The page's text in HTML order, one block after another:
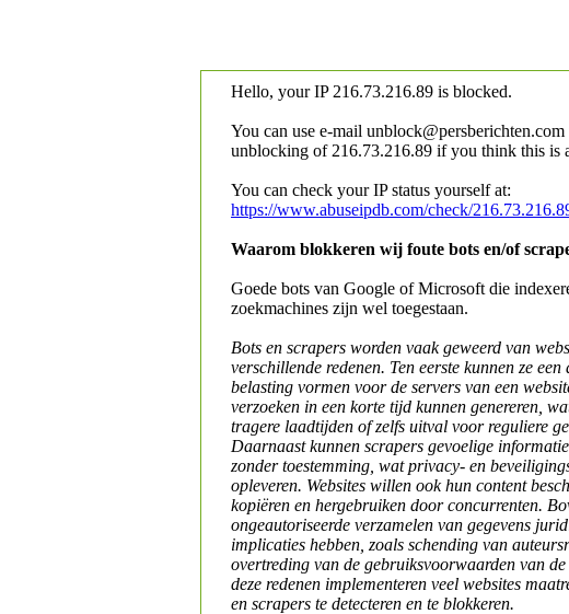
Hello, your IP 216.73.216.89 is blocked.
You can use e-mail unblock@persberichten.com
unblocking of 216.73.216.89 if you think this is
You can check your IP status yourself at:
https://www.abuseipdb.com/check/
Waarom blokkeren wij foute bots en/of
Goede bots van Google of Microsoft die
zoekmachines zijn wel toegestaan.
Bots en scrapers worden vaak geweerd van
verschillende redenen. Ten eerste kunnen ze een
belasting vormen voor de servers van een
verzoeken in een korte tijd kunnen genereren,
tragere laadtijden of zelfs uitval voor reguliere
Daarnaast kunnen scrapers gevoelige
zonder toestemming, wat privacy- en
opleveren. Websites willen ook hun content
kopiëren en hergebruiken door concurrenten.
ongeautoriseerde verzamelen van gegevens
implicaties hebben, zoals schending van
overtreding van de gebruiksvoorwaarden van
deze redenen implementeren veel websites
en scrapers te detecteren en te blokkeren.